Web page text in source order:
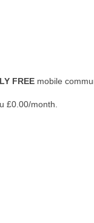
FREE mobile
£0.00/month.